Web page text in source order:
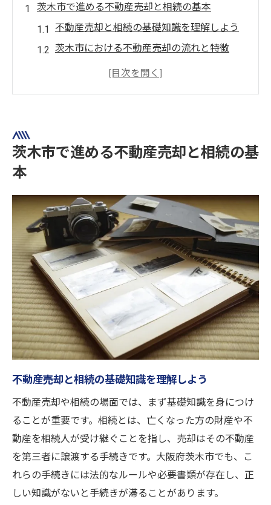
茨木市で進める不動産売却と相続の基本
不動産売却と相続の基礎知識を理解しよう
茨木市における不動産売却の流れと特徴
不動産売却に伴う相続手続きの注意点
不動産売却を成功に導く相続物件の準備法
茨木市で安心できる不動産売却の進め方
相続物件を高く売るためのポイント整理
信頼できる専門家選びと相談方法の極意
急な相続時に迷わない不動産売却の流れ
不動産売却前に知るべき急な相続の対応
茨木市で急いで売却する際の注意点
相続開始から売却までの手続きの流れ
不動産売却の時期とタイミングの見極め方
専門家に依頼するメリットと注意事項
大阪府茨木市で効率化する資産承継の知恵
資産承継に役立つ不動産売却の基本戦略
効率的な不動産売却で資産を守る方法
相続と売却を両立させるための実践ノウハ
ウ
税金対策を意識した資産承継のポイント
茨木市で注目される資産承継の最新事例
茨木市で進める不動産売却と相続の基
本
不動産売却と相続の基礎知識を理解しよう
不動産売却や相続の場面では、まず基礎知識を身につけ
ることが重要です。相続とは、亡くなった方の財産や不
動産を相続人が受け継ぐことを指し、売却はその不動産
を第三者に譲渡する手続きです。大阪府茨木市でも、こ
れらの手続きには法的なルールや必要書類が存在し、正
しい知識がないと手続きが滞ることがあります。